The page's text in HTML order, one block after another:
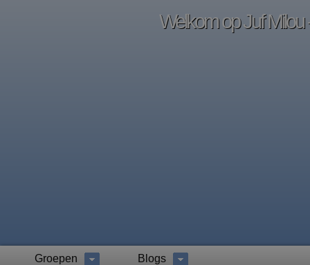
Welkom op Juf Milou
Groepen Blogs